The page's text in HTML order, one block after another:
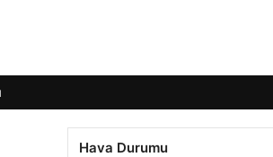
Hava Durumu